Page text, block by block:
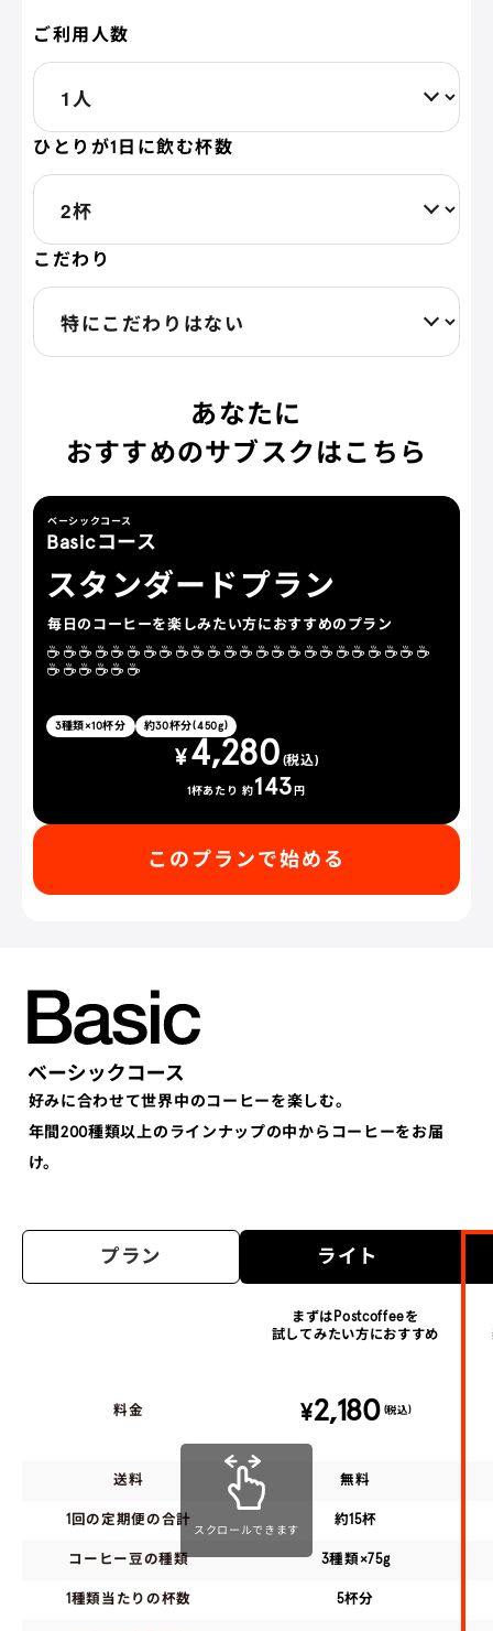
ご利用人数
ひとりが1日に飲む杯数
こだわり
あなたに
おすすめのサブスクはこちら
ベーシックコース
Basicコース
スタンダードプラン
毎日のコーヒーを楽しみたい方におすすめのプラン
☕☕☕☕☕☕☕☕☕☕☕☕☕☕☕☕☕☕☕☕☕☕☕☕
☕☕☕☕☕☕
3種類×10杯分 約30杯分(450g)
¥ 4,280 (税込)
1杯あたり 約 143 円
このプランで始める
好みに合わせて世界中のコーヒーを楽しむ。
年間200種類以上のラインナップの中からコーヒーをお届
け。
プラン ライト
まずはPostcoffeeを
試してみたい方におすすめ
料金 ¥2,180 (税込)
送料 無料
1回の定期便の合計 約15杯
コーヒー豆の種類 3種類×75g
1種類当たりの杯数 5杯分
スクロールできます